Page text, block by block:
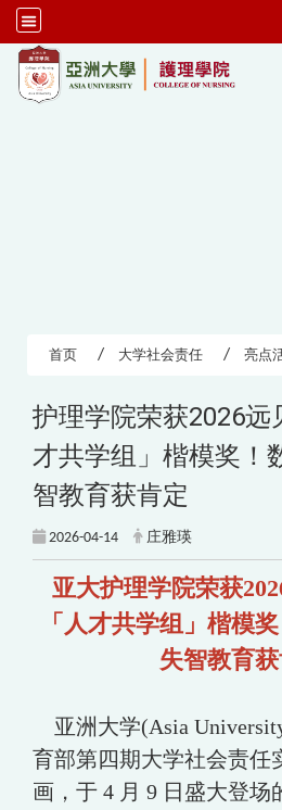
首页 大学社会责任 亮点
护理学院荣获2026远
才共学组」楷模奖！
智教育获肯定
2026-04-14 庄雅瑛
亚大护理学院荣获
「人才共学组」楷模
失智教育
亚洲大学(Asia
育部第四期大学社会责任
画，于 4 月 9 日盛大登场